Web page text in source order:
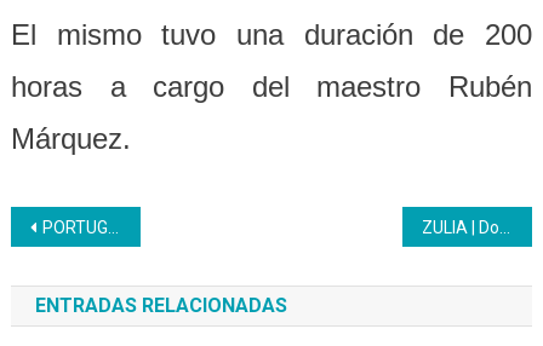
El mismo tuvo una duración de 200
horas a cargo del maestro Rubén
Márquez.
Navegación
de
entradas
PORTUGUESA | Culmina curso de Elaboración de Alpargatas y Cocuizas
ENTRADAS RELACIONADAS